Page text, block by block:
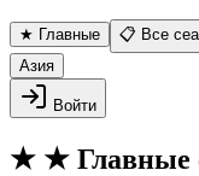
★ Главные 📋 Все
Азия
Войти
★ ★ Главные